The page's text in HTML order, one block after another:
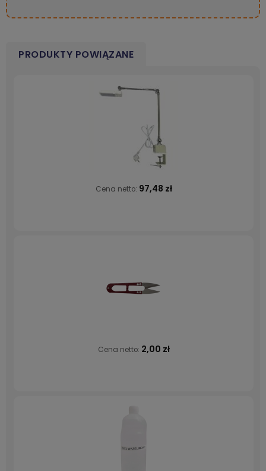
PRODUKTY POWIĄZANE
Cena netto: 97,48 zł
Cena netto: 2,00 zł